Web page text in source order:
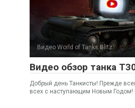
Видео World of Tanks Blitz
Видео обзор танка
Добрый день Танкисты! Прежде
всех с наступающим Новым Годом!